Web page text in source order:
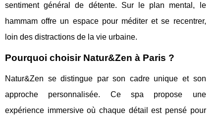
sentiment général de détente. Sur le plan mental, le
hammam offre un espace pour méditer et se recentrer,
loin des distractions de la vie urbaine.
Pourquoi choisir Natur&Zen à Paris ?
Natur&Zen se distingue par son cadre unique et son
approche personnalisée. Ce spa propose une
expérience immersive où chaque détail est pensé pour